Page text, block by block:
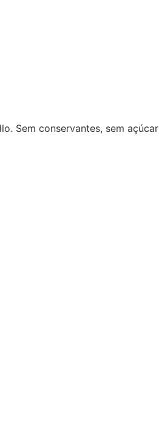
Sem conservantes, sem